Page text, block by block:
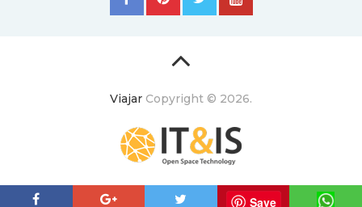
Viajar Copyright © 2026.
ItyIs Siglo XXI|Euroresidentes
Principios generales
Save